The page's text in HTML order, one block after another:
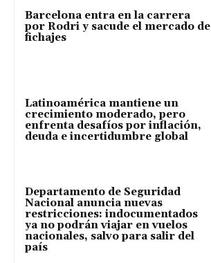
Barcelona entra en la carrera
por Rodri y sacude el mercado de
fichajes
Latinoamérica mantiene un
crecimiento moderado, pero
enfrenta desafíos por inflación,
deuda e incertidumbre global
Departamento de Seguridad
Nacional anuncia nuevas
restricciones: indocumentados
ya no podrán viajar en vuelos
nacionales, salvo para salir del
país